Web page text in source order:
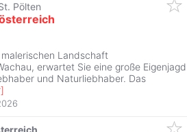
Pölten
Landschaft
erwartet Sie eine große Eigenjagd
und Naturliebhaber. Das
]